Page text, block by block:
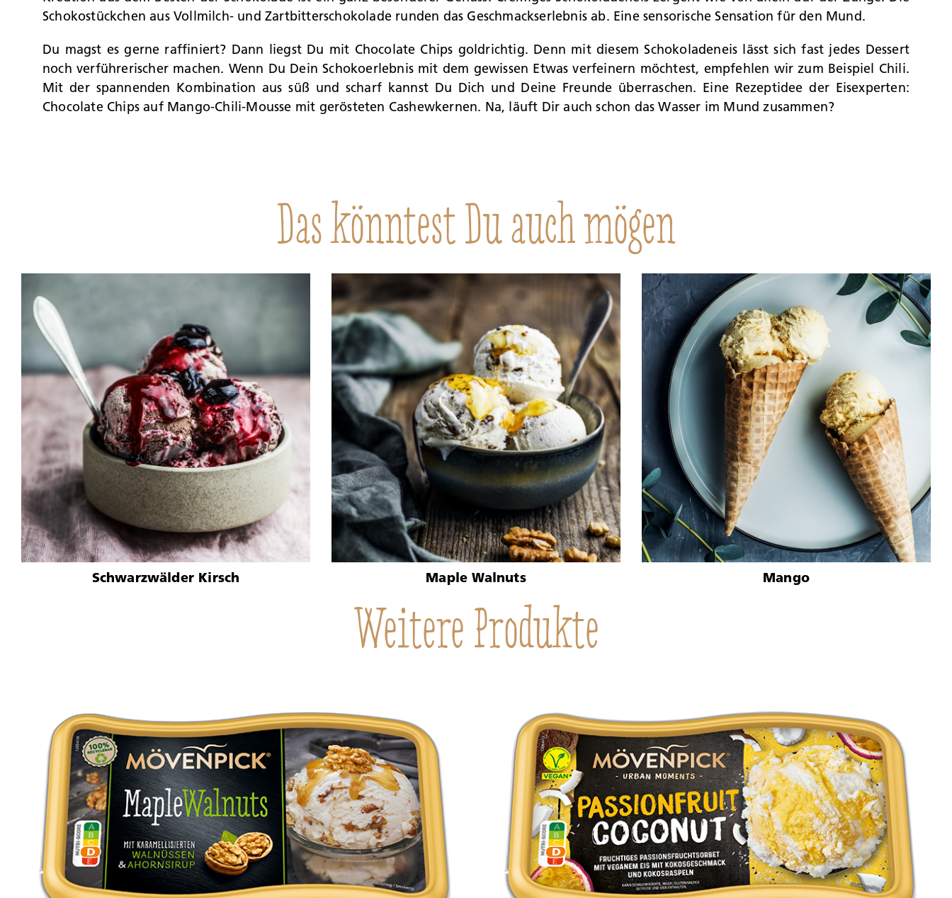
Schokostückchen aus Vollmilch- und Zartbitterschokolade runden das Geschmackserlebnis ab. Eine sensorische Sensation für den Mund.
Du magst es gerne raffiniert? Dann liegst Du mit Chocolate Chips goldrichtig. Denn mit diesem Schokoladeneis lässt sich fast jedes Dessert
noch verführerischer machen. Wenn Du Dein Schokoerlebnis mit dem gewissen Etwas verfeinern möchtest, empfehlen wir zum Beispiel Chili.
Mit der spannenden Kombination aus süß und scharf kannst Du Dich und Deine Freunde überraschen. Eine Rezeptidee der Eisexperten:
Chocolate Chips auf Mango-Chili-Mousse mit gerösteten Cashewkernen. Na, läuft Dir auch schon das Wasser im Mund zusammen?
Das könntest Du auch mögen
Schwarzwälder Kirsch Maple Walnuts Mango
Weitere Produkte